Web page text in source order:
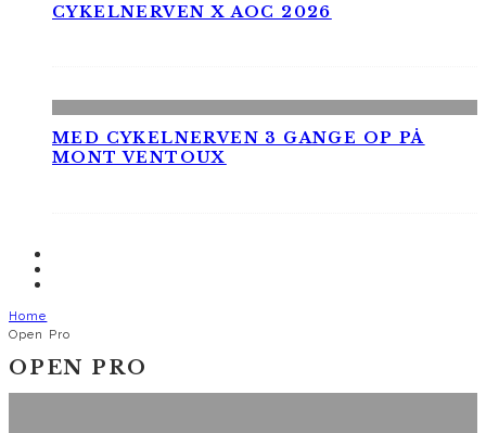
CYKELNERVEN X AOC 2026
MED CYKELNERVEN 3 GANGE OP PÅ
MONT VENTOUX
Home
Open Pro
OPEN PRO